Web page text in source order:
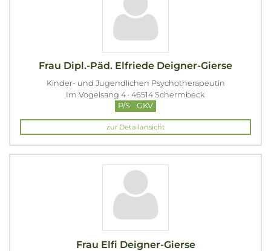
Frau Dipl.-Päd. Elfriede Deigner-Gierse
Kinder- und Jugendlichen Psychotherapeutin
Im Vogelsang 4 · 46514 Schermbeck
P/S
GKV
zur Detailansicht
Frau Elfi Deigner-Gierse